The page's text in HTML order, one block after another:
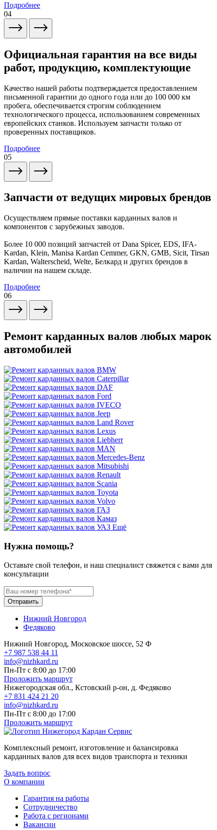
Подробнее
04
Официальная гарантия на все виды
работ, продукцию, комплектующие
Качество нашей работы подтверждается предоставлением
письменной гарантии до одного года или до 100 000 км
пробега, обеспечивается строгим соблюдением
технологического процесса, использованием современных
европейских станков. Используем запчасти только от
проверенных поставщиков.
Подробнее
05
Запчасти от ведущих мировых брендов
Осуществляем прямые поставки карданных валов и
компонентов с зарубежных заводов.
Более 10 000 позиций запчастей от Dana Spicer, EDS, IFA-
Kardan, Klein, Manisa Kardan Cemmer, GKN, GMB, Sicit, Tirsan
Kardan, Walterscheid, Welte, Белкард и других брендов в
наличии на нашем складе.
Подробнее
06
Ремонт карданных валов любых марок
автомобилей
Ещё
Нужна помощь?
Оставьте свой телефон, и наш специалист свяжется с вами для
консультации
Отправить
Нижний Новгород
Федяково
Нижний Новгород, Московское шоссе, 52 Ф
+7 987 538 44 11
info@nizhkard.ru
Пн-Пт с 8:00 до 17:00
Проложить маршрут
Нижегородская обл., Кстовский р-он, д. Федяково
+7 831 424 21 20
info@nizhkard.ru
Пн-Пт с 8:00 до 17:00
Проложить маршрут
Комплексный ремонт, изготовление и балансировка
карданных валов для всех видов транспорта и техники
Задать вопрос
О компании
Гарантия на работы
Сотрудничество
Работа с регионами
Вакансии